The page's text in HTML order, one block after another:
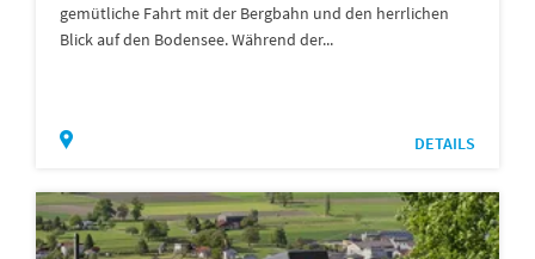
gemütliche Fahrt mit der Bergbahn und den herrlichen
Blick auf den Bodensee. Während der...
DETAILS